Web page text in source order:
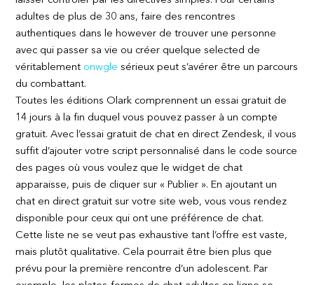
adultes de plus de 30 ans, faire des rencontres
authentiques dans le however de trouver une personne
avec qui passer sa vie ou créer quelque selected de
véritablement onwgle sérieux peut s’avérer être un parcours
du combattant.
Toutes les éditions Olark comprennent un essai gratuit de
14 jours à la fin duquel vous pouvez passer à un compte
gratuit. Avec l’essai gratuit de chat en direct Zendesk, il vous
suffit d’ajouter votre script personnalisé dans le code source
des pages où vous voulez que le widget de chat
apparaisse, puis de cliquer sur « Publier ». En ajoutant un
chat en direct gratuit sur votre site web, vous vous rendez
disponible pour ceux qui ont une préférence de chat.
Cette liste ne se veut pas exhaustive tant l’offre est vaste,
mais plutôt qualitative. Cela pourrait être bien plus que
prévu pour la première rencontre d’un adolescent. Par